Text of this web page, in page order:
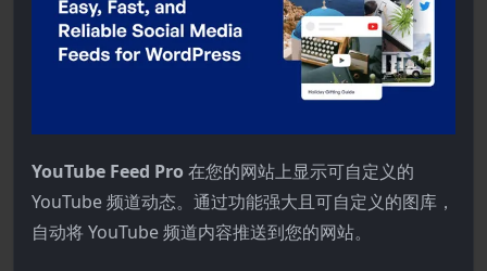
YouTube Feed Pro在您的网站上显示可自定义的
YouTube 频道动态。通过功能强大且可自定义的图库，
自动将 YouTube 频道内容推送到您的网站。